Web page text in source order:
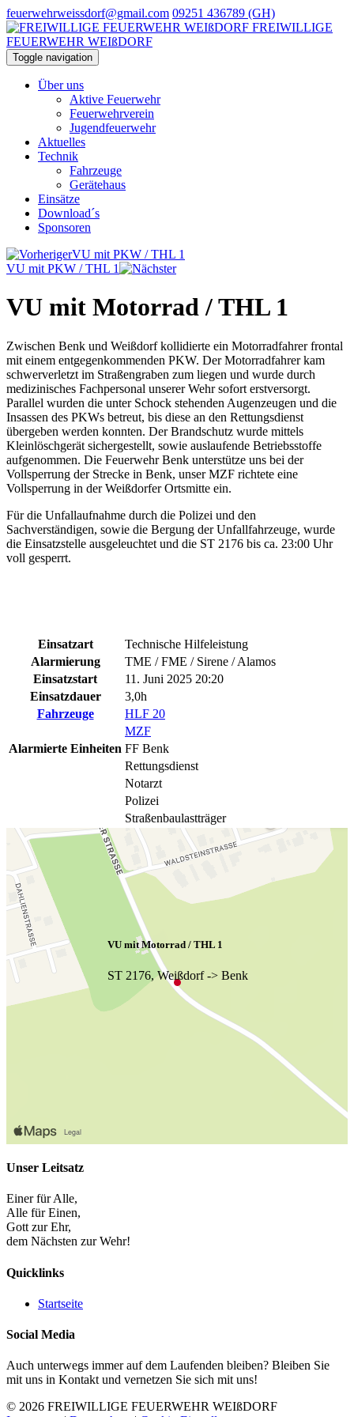
feuerwehrweissdorf@gmail.com 09251 436789 (GH)
FREIWILLIGE
FEUERWEHR WEIßDORF
Toggle navigation
Über uns
Aktive Feuerwehr
Feuerwehrverein
Jugendfeuerwehr
Aktuelles
Technik
Fahrzeuge
Gerätehaus
Einsätze
Download´s
Sponsoren
VU mit PKW / THL 1
VU mit PKW / THL 1
VU mit Motorrad / THL 1
Zwischen Benk und Weißdorf kollidierte ein Motorradfahrer frontal
mit einem entgegenkommenden PKW. Der Motorradfahrer kam
schwerverletzt im Straßengraben zum liegen und wurde durch
medizinisches Fachpersonal unserer Wehr sofort erstversorgt.
Parallel wurden die unter Schock stehenden Augenzeugen und die
Insassen des PKWs betreut, bis diese an den Rettungsdienst
übergeben werden konnten. Der Brandschutz wurde mittels
Kleinlöschgerät sichergestellt, sowie auslaufende Betriebsstoffe
aufgenommen. Die Feuerwehr Benk unterstütze uns bei der
Vollsperrung der Strecke in Benk, unser MZF richtete eine
Vollsperrung in der Weißdorfer Ortsmitte ein.
Für die Unfallaufnahme durch die Polizei und den
Sachverständigen, sowie die Bergung der Unfallfahrzeuge, wurde
die Einsatzstelle ausgeleuchtet und die ST 2176 bis ca. 23:00 Uhr
voll gesperrt.
Einsatzart
Technische Hilfeleistung
Alarmierung
TME / FME / Sirene / Alamos
Einsatzstart
11. Juni 2025 20:20
Einsatzdauer
3,0h
Fahrzeuge
HLF 20
MZF
Alarmierte Einheiten FF Benk
Rettungsdienst
Notarzt
Polizei
Straßenbaulastträger
VU mit Motorrad / THL 1
ST 2176, Weißdorf -> Benk
Unser Leitsatz
Einer für Alle,
Alle für Einen,
Gott zur Ehr,
dem Nächsten zur Wehr!
Quicklinks
Startseite
Social Media
Auch unterwegs immer auf dem Laufenden bleiben? Bleiben Sie
mit uns in Kontakt und vernetzen Sie sich mit uns!
© 2026 FREIWILLIGE FEUERWEHR WEIßDORF